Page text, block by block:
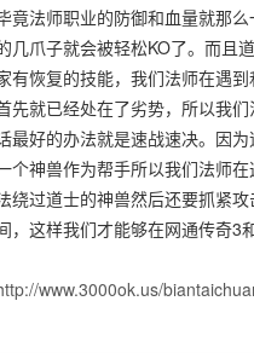
竟法师职业的防御和血量就那
几爪子就会被轻松KO了。而且
有恢复的技能，我们法师在遇
先就已经处在了劣势，所以我
最好的办法就是速战速决。因
个神兽作为帮手所以我们法师在
绕过道士的神兽然后还要抓紧
，这样我们才能够在网通传奇3
www.3000ok.us/